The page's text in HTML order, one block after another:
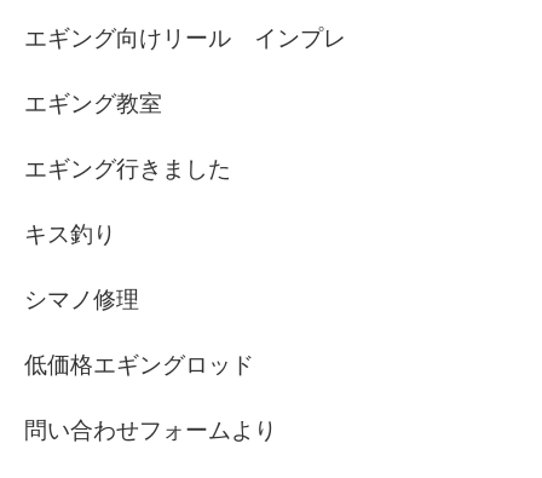
エギング向けリール インプレ
エギング教室
エギング行きました
キス釣り
シマノ修理
低価格エギングロッド
問い合わせフォームより